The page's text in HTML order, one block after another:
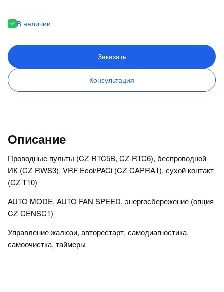
В наличии
Заказать
Консультация
Описание
Проводные пульты (CZ-RTC5B, CZ-RTC6), беспроводной
ИК (CZ-RWS3), VRF Ecoi/PACi (CZ-CAPRA1), сухой контакт
(CZ-T10)
AUTO MODE, AUTO FAN SPEED, энергосбережение (опция
CZ-CENSC1)
Управление жалюзи, авторестарт, самодиагностика,
самоочистка, таймеры